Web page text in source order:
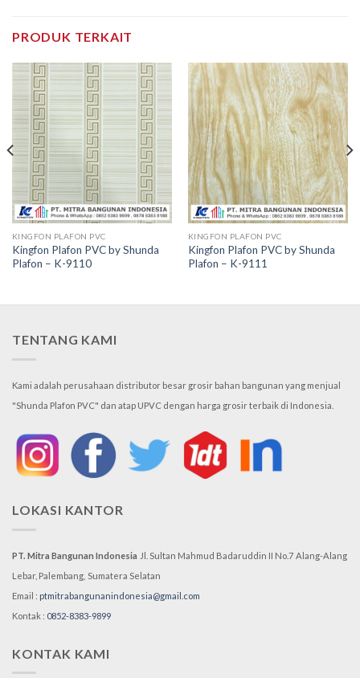
PRODUK TERKAIT
KINGFON PLAFON PVC
Kingfon Plafon PVC by Shunda
Plafon – K-9110
KINGFON PLAFON PVC
Kingfon Plafon PVC by Shunda
Plafon – K-9111
TENTANG KAMI
Kami adalah perusahaan distributor besar grosir bahan bangunan yang menjual
"Shunda Plafon PVC" dan atap UPVC dengan harga grosir terbaik di Indonesia.
LOKASI KANTOR
PT. Mitra Bangunan Indonesia Jl. Sultan Mahmud Badaruddin II No.7 Alang-Alang
Lebar, Palembang, Sumatera Selatan
Email : ptmitrabangunanindonesia@gmail.com
Kontak : 0852-8383-9899
KONTAK KAMI